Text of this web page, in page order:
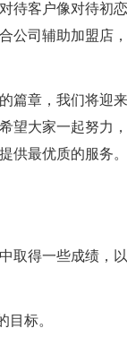
待客户像对待初
公司辅助加盟店
章，我们将迎
望大家一起努力
供最优质的服务
得一些成绩，
标。